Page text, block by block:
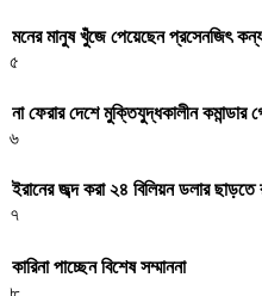
মনের মানুষ খুঁজে পেয়েছেন প্রসেনজিৎ
৫
না ফেরার দেশে মুক্তিযুদ্ধকালীন কমান্ডার
৬
ইরানের জব্দ করা ২৪ বিলিয়ন ডলার ছাড়তে
৭
কারিনা পাচ্ছেন বিশেষ সম্মাননা
৮